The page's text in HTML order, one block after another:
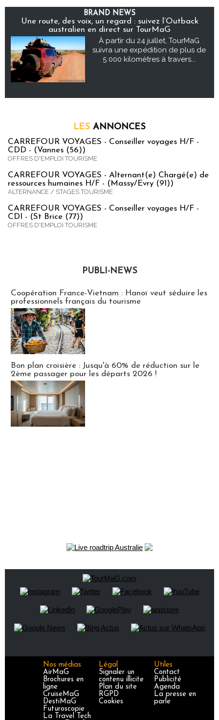
BRAND NEWS
Une route, des voix, un regard : suivez l’Outback
australien en direct sur TourMaG
À partir du 24 juillet, TourMaG
suivra une expédition de plus de
5 000 kilomètres à travers...
LES ANNONCES
CARREFOUR VOYAGES - Conseiller voyages H/F -
CDD - (Vannes (56))
OFFRES D'EMPLOI TOURISME
CARREFOUR VOYAGES - Alternant(e) Chargé(e) de
ressources humaines H/F - (Massy/Evry (91))
ALTERNANCE / STAGES TOURISME
CARREFOUR VOYAGES - Conseiller voyages H/F -
CDI - (St Brice (77))
OFFRES D'EMPLOI TOURISME
PUBLI-NEWS
Coopération France-Vietnam : Hanoï veut séduire les
professionnels français du tourisme
Bon plan croisière : Jusqu'à 60% de réduction sur le
2ème passager pour les départs 2026 !
Nos médias
AirMaG
Brochures en
ligne
CruiseMaG
DestiMaG
Futuroscopie
La Travel Tech
Légal
Signaler un
contenu illicite
Plan du site
RGPD
Cookies
Utiles
Contact
Publicité
Agenda
La presse en
parle